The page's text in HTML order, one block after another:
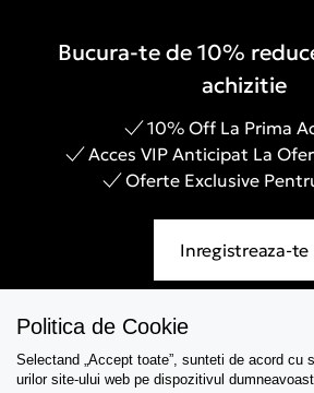
Bucura-te de 10%
achizitie
10% Off La Prima
Acces VIP Anticipat La
Oferte Exclusive
Inregistreaza-te
Asistenta
Politica de Cookie
Selectand „Accept toate”, sunteti de acord cu
urilor site-ului web pe dispozitivul